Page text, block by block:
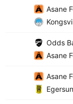
Asane
Odds
Asane
Asane